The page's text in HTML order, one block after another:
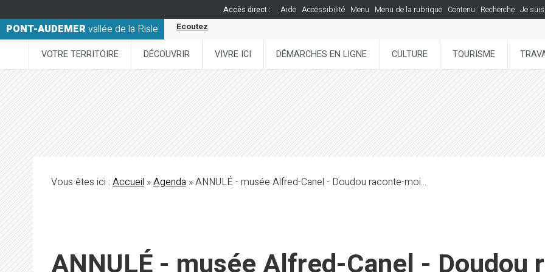
Accès direct : Aide Accessibilité Menu Menu de la rubrique Contenu Recherche Je suis
PONT-AUDEMERvallée de la Risle Ecoutez
VOTRE TERRITOIRE DÉCOUVRIR VIVRE ICI DÉMARCHES EN LIGNE CULTURE TOURISME
Vous êtes ici :Accueil»Agenda» ANNULÉ - musée Alfred-Canel - Doudou raconte-moi...